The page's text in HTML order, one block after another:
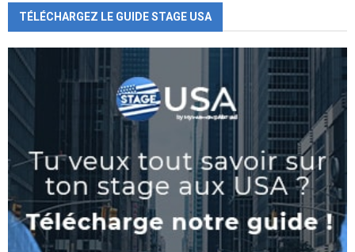
TÉLÉCHARGEZ LE GUIDE STAGE USA